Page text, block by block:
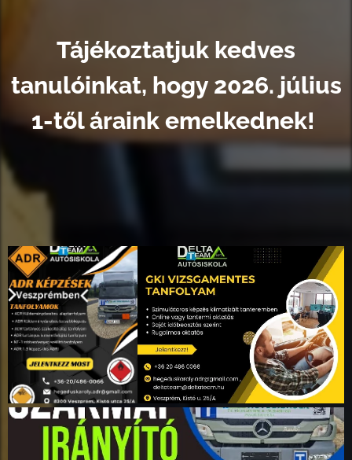
Tájékoztatjuk kedves
tanulóinkat, hogy 2026. július
1-től áraink emelkednek!